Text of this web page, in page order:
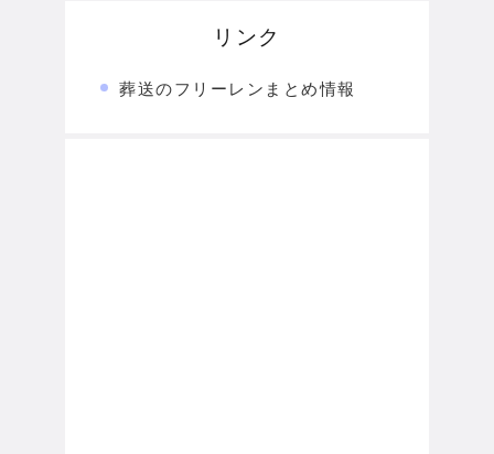
リンク
葬送のフリーレンまとめ情報